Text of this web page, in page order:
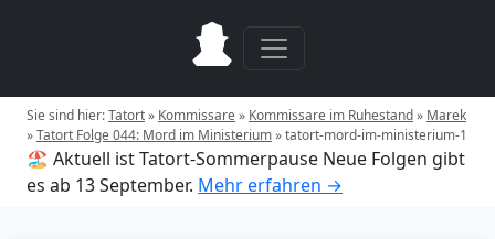
Sie sind hier:Tatort» Kommissare» Kommissare im Ruhestand» Marek
»Tatort Folge 044: Mord im Ministerium»tatort-mord-im-ministerium-1
🏖️ Aktuell ist Tatort-Sommerpause Neue Folgen gibt
es ab 13 September. Mehr erfahren →